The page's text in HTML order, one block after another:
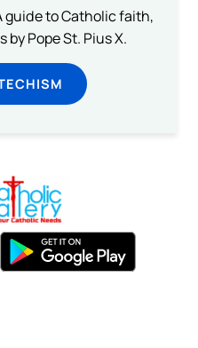
guide to Catholic faith,
Pope St. Pius X.